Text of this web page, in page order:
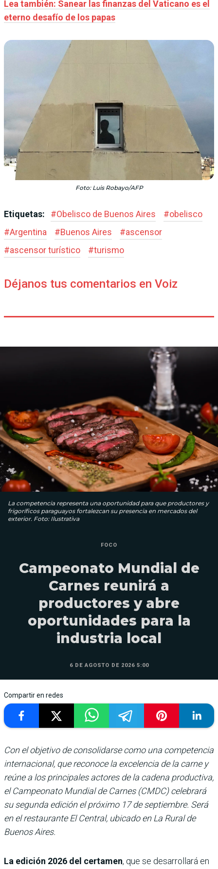
Lea también: Sanear las finanzas del Vaticano es el
eterno desafío de los papas
Foto: Luis Robayo/AFP
Etiquetas: #Obelisco de Buenos Aires #obelisco
#Argentina #Buenos Aires #ascensor
#ascensor turístico #turismo
Déjanos tus comentarios en Voiz
La competencia representa una oportunidad para que productores y
frigoríficos paraguayos fortalezcan su presencia en mercados del
exterior. Foto: Ilustrativa
FOCO
Campeonato Mundial de
Carnes reunirá a
productores y abre
oportunidades para la
industria local
6 DE AGOSTO DE 2026 5:00
Compartir en redes
Con el objetivo de consolidarse como una competencia
internacional, que reconoce la excelencia de la carne y
reúne a los principales actores de la cadena productiva,
el Campeonato Mundial de Carnes (CMDC) celebrará
su segunda edición el próximo 17 de septiembre. Será
en el restaurante El Central, ubicado en La Rural de
Buenos Aires.
La edición 2026 del certamen, que se desarrollará en